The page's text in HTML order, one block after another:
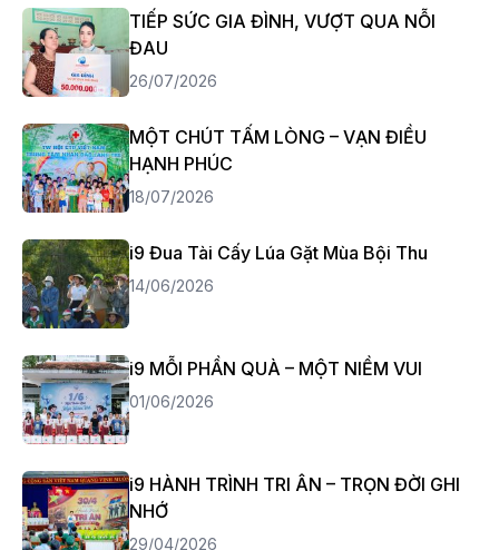
TIẾP SỨC GIA ĐÌNH, VƯỢT QUA NỖI
ĐAU
26/07/2026
MỘT CHÚT TẤM LÒNG – VẠN ĐIỀU
HẠNH PHÚC
18/07/2026
i9 Đua Tài Cấy Lúa Gặt Mùa Bội Thu
14/06/2026
i9 MỖI PHẦN QUÀ – MỘT NIỀM VUI
01/06/2026
i9 HÀNH TRÌNH TRI ÂN – TRỌN ĐỜI GHI
NHỚ
29/04/2026